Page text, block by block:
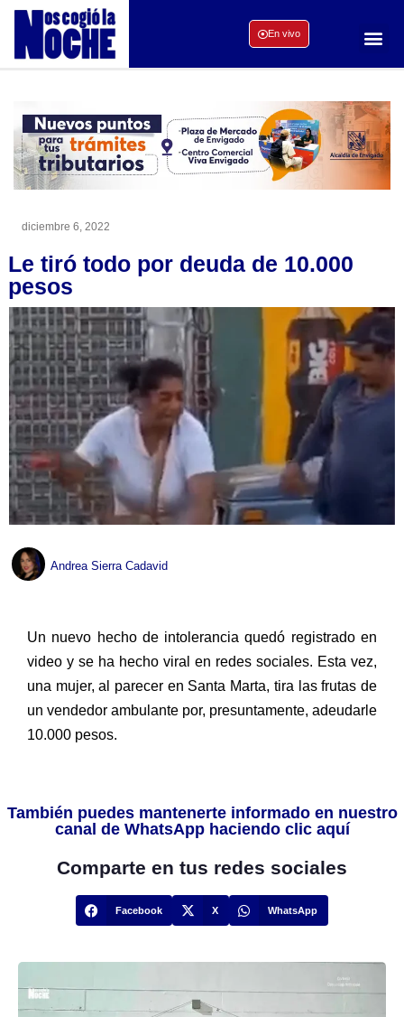
En vivo
diciembre 6, 2022
Le tiró todo por deuda de 10.000
pesos
Andrea Sierra Cadavid
Un nuevo hecho de intolerancia quedó registrado en
video y se ha hecho viral en redes sociales. Esta vez,
una mujer, al parecer en Santa Marta, tira las frutas de
un vendedor ambulante por, presuntamente, adeudarle
10.000 pesos.
También puedes mantenerte informado en nuestro
canal de WhatsApp haciendo clic aquí
Comparte en tus redes sociales
Facebook X WhatsApp